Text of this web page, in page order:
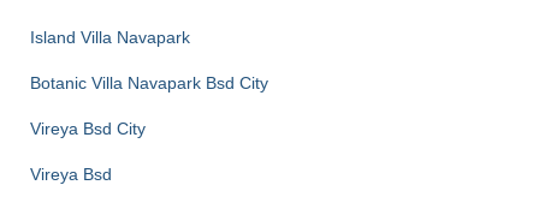
Island Villa Navapark
Botanic Villa Navapark Bsd City
Vireya Bsd City
Vireya Bsd